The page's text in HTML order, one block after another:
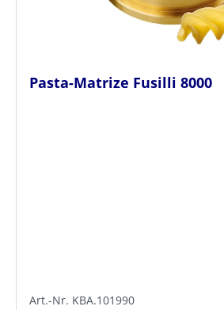
Pasta-Matrize Fusilli 8000
Art.-Nr. KBA.101990